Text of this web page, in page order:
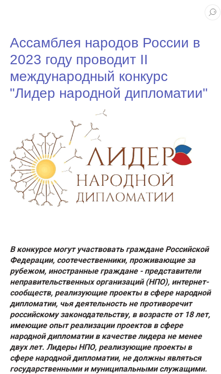
Ассамблея народов России в
2023 году проводит II
международный конкурс
"Лидер народной дипломатии"
В конкурсе могут участвовать граждане Российской
Федерации, соотечественники, проживающие за
рубежом, иностранные граждане - представители
неправительственных организаций (НПО), интернет-
сообществ, реализующие проекты в сфере народной
дипломатии, чья деятельность не противоречит
российскому законодательству, в возрасте от 18 лет,
имеющие опыт реализации проектов в сфере
народной дипломатии в качестве лидера не менее
двух лет. Лидеры НПО, реализующие проекты в
сфере народной дипломатии, не должны являться
государственными и муниципальными служащими.